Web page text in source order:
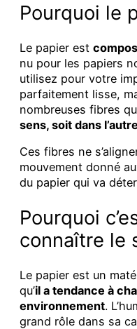
Pourquoi le
Le papier est
nu pour les papiers
utilisez pour votre
parfaitement lisse,
nombreuses fibres
sens, soit dans l’autre
Ces fibres ne
mouvement donné
du papier qui va
Pourquoi
connaître le
Le papier est un
qu’il a tendance à
environnement.
grand rôle dans sa